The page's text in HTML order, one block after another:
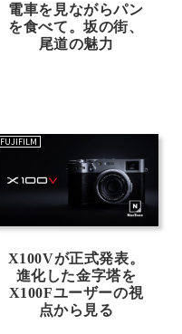
電車を見ながらパン
を食べて。坂の街、
尾道の魅力
FUJIFILM
X100Vが正式発表。
進化した金字塔を
X100Fユーザーの視
点から見る